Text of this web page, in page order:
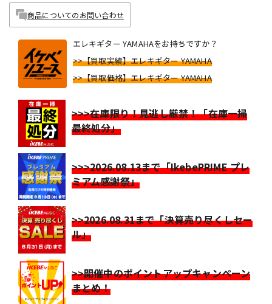
商品についてのお問い合わせ
エレキギター YAMAHAをお持ちですか？
>>【買取実績】エレキギター YAMAHA
>>【買取価格】エレキギター YAMAHA
>>>在庫限り！見逃し厳禁！「在庫一掃
最終処分」
>>>2026.08.13まで「IkebePRIME プレ
ミアム感謝祭」
>>2026.08.31まで「決算売り尽くしセー
ル」
>>開催中のポイントアップキャンペーン
まとめ！